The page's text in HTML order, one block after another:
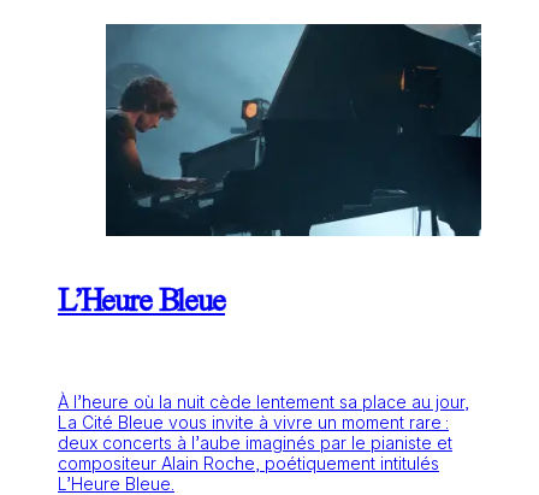
L’Heure Bleue
À l’heure où la nuit cède lentement sa place au jour,
La Cité Bleue vous invite à vivre un moment rare :
deux concerts à l’aube imaginés par le pianiste et
compositeur Alain Roche, poétiquement intitulés
L’Heure Bleue.